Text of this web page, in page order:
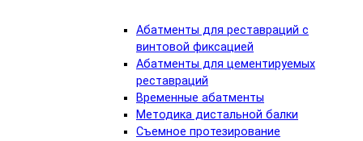
Абатменты для реставраций с
винтовой фиксацией
Абатменты для цементируемых
реставраций
Временные абатменты
Методика дистальной балки
Съемное протезирование